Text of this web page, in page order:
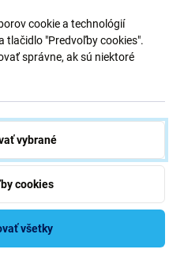
mieste
stopu, aby sme
si viac o tom, ako
cookie a technológií
tlačidlo "Predvoľby cookies".
správne, ak sú niektoré
vybrané
cookies
všetky